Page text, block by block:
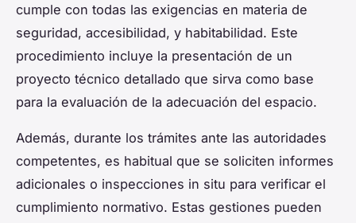
cumple con todas las exigencias en materia de
seguridad, accesibilidad, y habitabilidad. Este
procedimiento incluye la presentación de un
proyecto técnico detallado que sirva como base
para la evaluación de la adecuación del espacio.
Además, durante los trámites ante las autoridades
competentes, es habitual que se soliciten informes
adicionales o inspecciones in situ para verificar el
cumplimiento normativo. Estas gestiones pueden